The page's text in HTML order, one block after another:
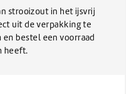
strooizout in het ijsvrij
uit de verpakking te
bestel een voorraad
heeft.